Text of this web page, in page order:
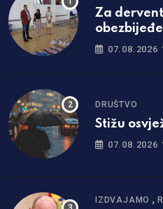
Za
kompleta
07.08.2026
DRUŠTVO
Stižu
07.08.2026
IZDVAJAMO ,